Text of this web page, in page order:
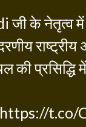
जी के नेतृत्व
प्रसिद्धि में
https://t.co/